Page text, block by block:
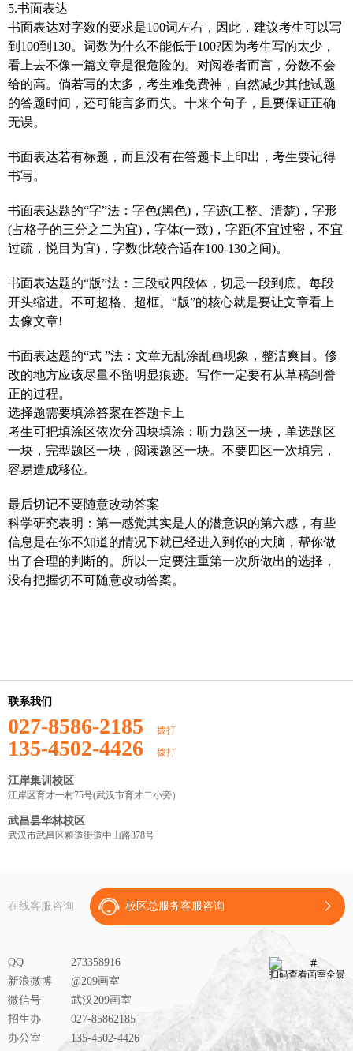
5.书面表达
书面表达对字数的要求是100词左右，因此，建议考生可以写
到100到130。词数为什么不能低于100?因为考生写的太少，
看上去不像一篇文章是很危险的。对阅卷者而言，分数不会
给的高。倘若写的太多，考生难免费神，自然减少其他试题
的答题时间，还可能言多而失。十来个句子，且要保证正确
无误。
书面表达若有标题，而且没有在答题卡上印出，考生要记得
书写。
书面表达题的“字”法：字色(黑色)，字迹(工整、清楚)，字形
(占格子的三分之二为宜)，字体(一致)，字距(不宜过密，不宜
过疏，悦目为宜)，字数(比较合适在100-130之间)。
书面表达题的“版”法：三段或四段体，切忌一段到底。每段
开头缩进。不可超格、超框。“版”的核心就是要让文章看上
去像文章!
书面表达题的“式 ”法：文章无乱涂乱画现象，整洁爽目。修
改的地方应该尽量不留明显痕迹。写作一定要有从草稿到誊
正的过程。
选择题需要填涂答案在答题卡上
考生可把填涂区依次分四块填涂：听力题区一块，单选题区
一块，完型题区一块，阅读题区一块。不要四区一次填完，
容易造成移位。
最后切记不要随意改动答案
科学研究表明：第一感觉其实是人的潜意识的第六感，有些
信息是在你不知道的情况下就已经进入到你的大脑，帮你做
出了合理的判断的。所以一定要注重第一次所做出的选择，
没有把握切不可随意改动答案。
联系我们
027-8586-2185 拨打
135-4502-4426 拨打
江岸集训校区
江岸区育才一村75号(武汉市育才二小旁）
武昌昙华林校区
武汉市武昌区粮道街道中山路378号
在线客服咨询 校区总服务客服咨询
QQ
273358916
新浪微博
@209画室
微信号
武汉209画室
招生办
027-85862185
办公室
135-4502-4426
扫码查看画室全景